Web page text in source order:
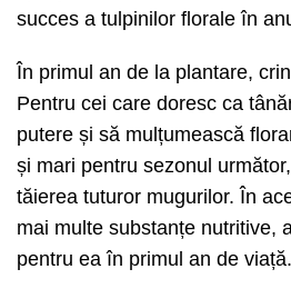
succes a tulpinilor florale în
În primul an de la plantare,
Pentru cei care doresc ca
putere și să mulțumească
și mari pentru sezonul
tăierea tuturor mugurilor. În
mai multe substanțe nutritive,
pentru ea în primul an de viață.